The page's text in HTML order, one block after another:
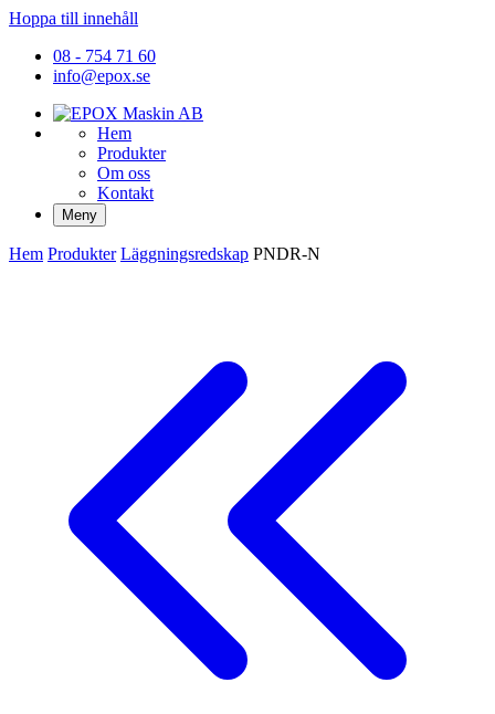
Hoppa till innehåll
08 - 754 71 60
info@epox.se
Hem
Produkter
Om oss
Kontakt
Meny
Hem Produkter Läggningsredskap PNDR-N